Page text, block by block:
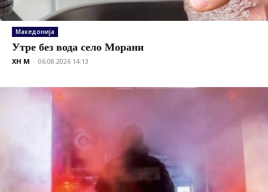
Македонија
Утре без вода село Морани
XH M - 06.08.2026 14:13